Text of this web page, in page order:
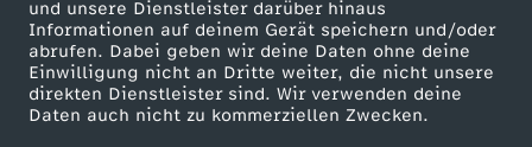
und unsere Dienstleister darüber hinaus
Informationen auf deinem Gerät speichern und/oder
abrufen. Dabei geben wir deine Daten ohne deine
Einwilligung nicht an Dritte weiter, die nicht unsere
direkten Dienstleister sind. Wir verwenden deine
Daten auch nicht zu kommerziellen Zwecken.
Mehr ZDF
ZDF-Apps
Smart TV
ZDFtext
Service
ZDFmitreden
Kontakt zum ZDF
Tickets